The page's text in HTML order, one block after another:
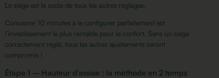
Le siège est le socle de tous les autres réglages.
Consacrer 10 minutes à le configurer parfaitement est
l’investissement le plus rentable pour le confort. Sans un siège
correctement réglé, tous les autres ajustements seront
compromis !
Étape 1 – Hauteur d'assise : la méthode en 2 temps